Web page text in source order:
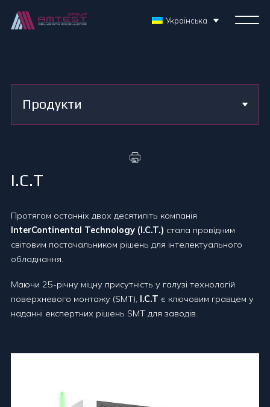
Українська
Продукти
I.C.T
Протягом останніх двох десятиліть компанія
InterContinental Technology (I.C.T.) стала провідним
світовим постачальником рішень для інтелектуального
обладнання.
Маючи 25-річну міцну присутність у галузі технологій
поверхневого монтажу (SMT), I.C.T є ключовим гравцем у
наданні експертних рішень SMT для заводів.